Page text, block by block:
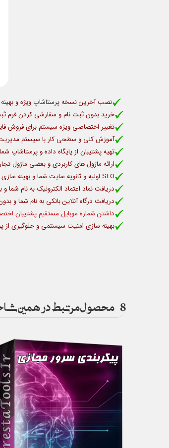
نصب آخرين نسخهپرستاشاپ ويژه و
خريد بدون ثبت نام و سفارشی كردن فرم
تغيير اختصاصی ویژه سيستم برای فروش
آموزش کلی و سطحی کار با سیستم
تهیه پشتیبان از پایگاه داده و پرستاشاپ شما
ارائه ماژول های كاربردی و بعضی ماژول
SEO اولیه و ثانویه سایت شما و بهینه سازی آن
دریافت نماد اعتماد الکترونیک به نام
دریافت درگاه آنلاین بانکی به نام شما و
داشتن شماره موبایل مستقیم پشتیبان
بهینه سازی امنیت سیستمی و جلوگیری
8 محصول مرتبط در همین